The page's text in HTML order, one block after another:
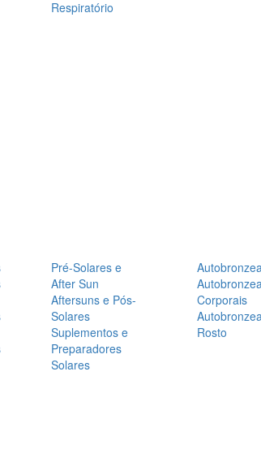
Respiratório
Pré-Solares e
After Sun
Aftersuns e Pós-
Solares
Suplementos e
Preparadores
Solares
Corporais
Rosto